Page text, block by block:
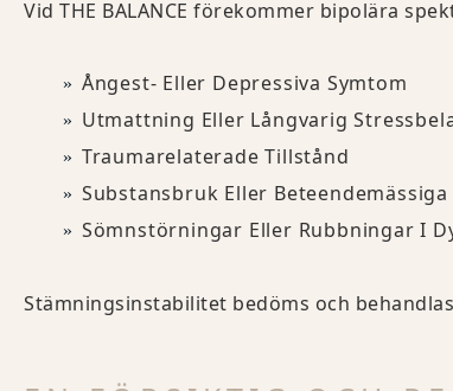
Vid THE BALANCE förekommer bipolära
Ångest- Eller Depressiva Symtom
Utmattning Eller Långvarig
Traumarelaterade Tillstånd
Substansbruk Eller
Sömnstörningar Eller Rubbningar I
Stämningsinstabilitet bedöms och